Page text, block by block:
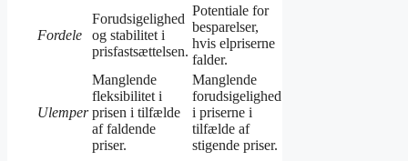
Fordele
Forudsigelighed
og stabilitet i
prisfastsættelsen.
Potentiale for
besparelser,
hvis elpriserne
falder.
Ulemper
Manglende
fleksibilitet i
prisen i tilfælde
af faldende
priser.
Manglende
forudsigelighed
i priserne i
tilfælde af
stigende priser.